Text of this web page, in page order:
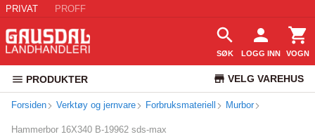
PRIVAT PROFF
SØK LOGG INN VOGN
PRODUKTER VELG VAREHUS
KUNDESERVICE
Forsiden Verktøy og jernvare Forbruksmateriell Murbor
Hammerbor 16X340 B-19962 sds-max